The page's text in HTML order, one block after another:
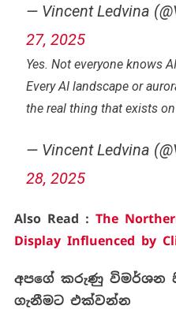
— Vincent Ledvina
27, 2025
Yes. Not everyone knows
Every AI landscape or
the real thing that exists
— Vincent Ledvina
28, 2025
Also Read : The
Display Influenced by
අපගේ කරුණු විමර්ශන
ගැනීමට එක්වන්න